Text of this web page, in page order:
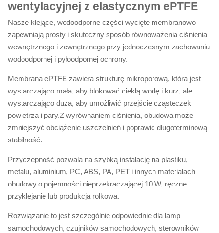
wentylacyjnej z elastycznym ePTFE
Nasze klejące, wodoodporne części wycięte membranowo
zapewniają prosty i skuteczny sposób równoważenia ciśnienia
wewnętrznego i zewnętrznego przy jednoczesnym zachowaniu
wodoodpornej i pyłoodpornej ochrony.
Membrana ePTFE zawiera strukturę mikroporową, która jest
wystarczająco mała, aby blokować ciekłą wodę i kurz, ale
wystarczająco duża, aby umożliwić przejście cząsteczek
powietrza i pary.Z wyrównaniem ciśnienia, obudowa może
zmniejszyć obciążenie uszczelnień i poprawić długoterminową
stabilność.
Przyczepność pozwala na szybką instalację na plastiku,
metalu, aluminium, PC, ABS, PA, PET i innych materiałach
obudowy.o pojemności nieprzekraczającej 10 W, ręczne
przyklejanie lub produkcja rolkowa.
Rozwiązanie to jest szczególnie odpowiednie dla lamp
samochodowych, czujników samochodowych, sterowników